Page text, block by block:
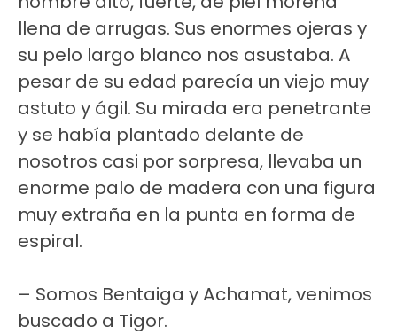
llena de arrugas. Sus enormes ojeras y
su pelo largo blanco nos asustaba. A
pesar de su edad parecía un viejo muy
astuto y ágil. Su mirada era penetrante
y se había plantado delante de
nosotros casi por sorpresa, llevaba un
enorme palo de madera con una figura
muy extraña en la punta en forma de
espiral.
– Somos Bentaiga y Achamat, venimos
buscado a Tigor.